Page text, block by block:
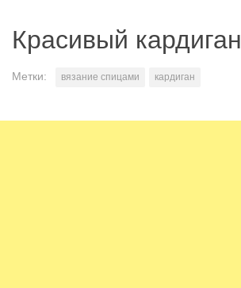
Красивый кардиган
Метки: вязание спицами кардиган